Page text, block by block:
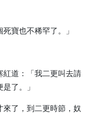
寶也不稀罕了。」
紅道：「我二更叫去請
了。」
了，到二更時節，奴